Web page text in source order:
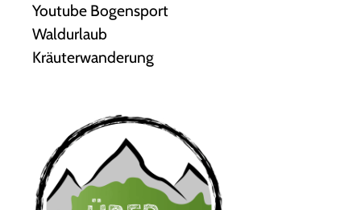
Youtube Bogensport
Waldurlaub
Kräuterwanderung